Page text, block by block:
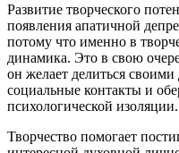
Развитие творческого
появления апатичной
потому что именно в
динамика. Это в свою
он желает делиться
социальные контакты и
психологической изоляции.
Творчество помогает